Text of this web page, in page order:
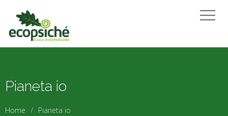
Pianeta io
Home Pianeta io